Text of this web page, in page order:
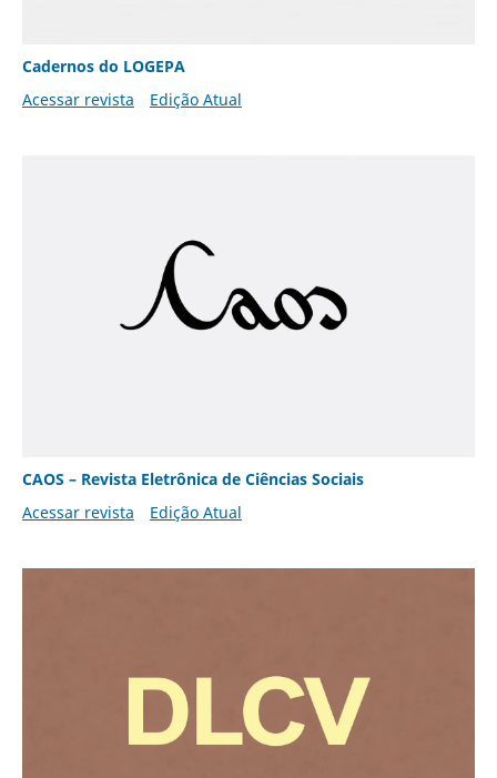
Cadernos do LOGEPA
Acessar revista
Edição Atual
CAOS – Revista Eletrônica de Ciências Sociais
Acessar revista
Edição Atual